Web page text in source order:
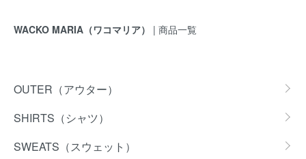
WACKO MARIA（ワコマリア） | 商品一覧
カテゴリー一覧
OUTER（アウター）
SHIRTS（シャツ）
SWEATS（スウェット）